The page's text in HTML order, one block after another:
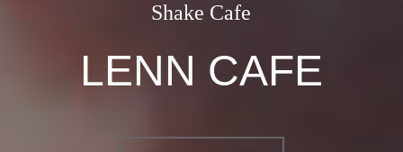
Shake Cafe
LENN CAFE